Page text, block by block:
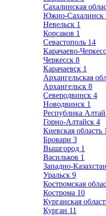
Сахалинская
Южно-Сахалинск
Невельск 1
Корсаков 1
Севастополь 14
Карачаево-
Черкесск 8
Карачаевск 1
Архангельская
Архангельск 8
Северодвинск 4
Новодвинск 1
Республика Алтай
Горно-Алтайск 4
Киевская область
Бровари 3
Вышгород 1
Васильков 1
Западно-
Уральск 9
Костромская
Кострома 10
Курганская
Курган 11